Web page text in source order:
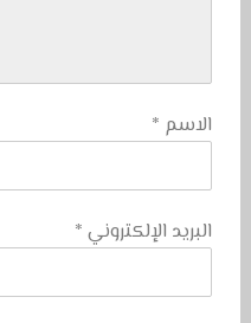
الاسم *
البريد الإلكتروني *